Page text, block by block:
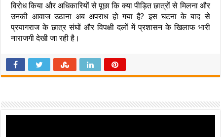
विरोध किया और अधिकारियों से पूछा कि क्या पीड़ित छात्रों से मिलना और
उनकी आवाज उठाना अब अपराध हो गया है? इस घटना के बाद से
प्रयागराज के छात्र संघों और विपक्षी दलों में प्रशासन के खिलाफ भारी
नाराजगी देखी जा रही है।